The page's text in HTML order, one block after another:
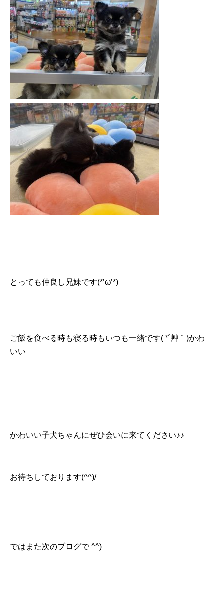
とっても仲良し兄妹です(*’ω’*)
ご飯を食べる時も寝る時もいつも一緒です( *´艸｀)かわ
いい
かわいい子犬ちゃんにぜひ会いに来てください♪♪
お待ちしております(^^)/
ではまた次のブログで ^^)